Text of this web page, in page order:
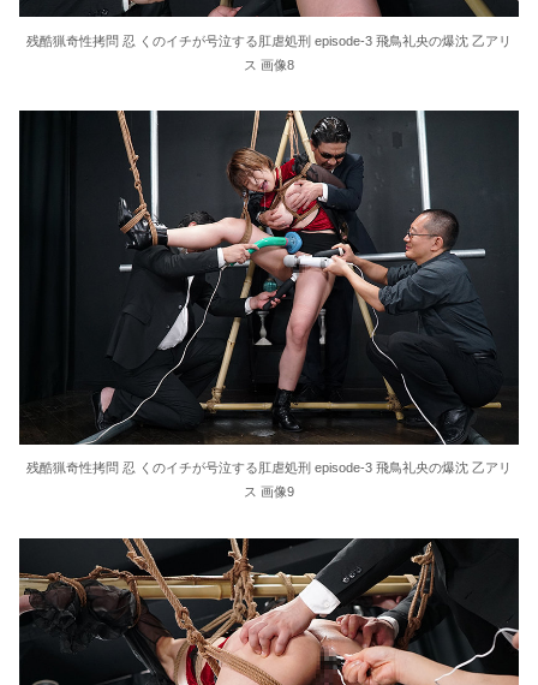
残酷猟奇性拷問 忍 くのイチが号泣する肛虐処刑 episode-3 飛鳥礼央の爆沈 乙アリ
ス 画像8
残酷猟奇性拷問 忍 くのイチが号泣する肛虐処刑 episode-3 飛鳥礼央の爆沈 乙アリ
ス 画像9